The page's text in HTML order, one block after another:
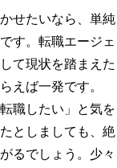
せたいなら、単純
す。転職エージェ
て現状を踏まえた
えば一発です。
職したい」と気を
としましても、絶
るでしょう。少々